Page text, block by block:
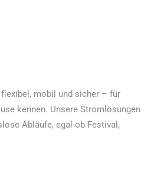
mobil und sicher – für
kennen. Unsere Stromlösungen
Abläufe, egal ob Festival,